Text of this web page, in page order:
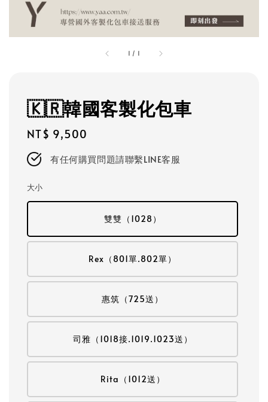
1 / 1
🇰🇷韓國客製化包車
Regular
price
NT$ 9,500
有任何購買問題請聯繫LINE客服
大小
雙雙（1028）
Rex（801單.802單）
惠筑（725送）
司雅（1018接.1019.1023送）
Rita（1012送）